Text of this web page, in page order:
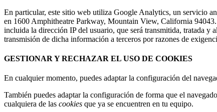
En particular, este sitio web utiliza Google Analytics, un servicio
en 1600 Amphitheatre Parkway, Mountain View, California
incluida la dirección IP del usuario, que será transmitida, tratada
transmisión de dicha información a terceros por razones de
GESTIONAR Y RECHAZAR EL USO DE COOKIES
En cualquier momento, puedes adaptar la configuración del
También puedes adaptar la configuración de forma que el
cualquiera de las cookies que ya se encuentren en tu equipo.